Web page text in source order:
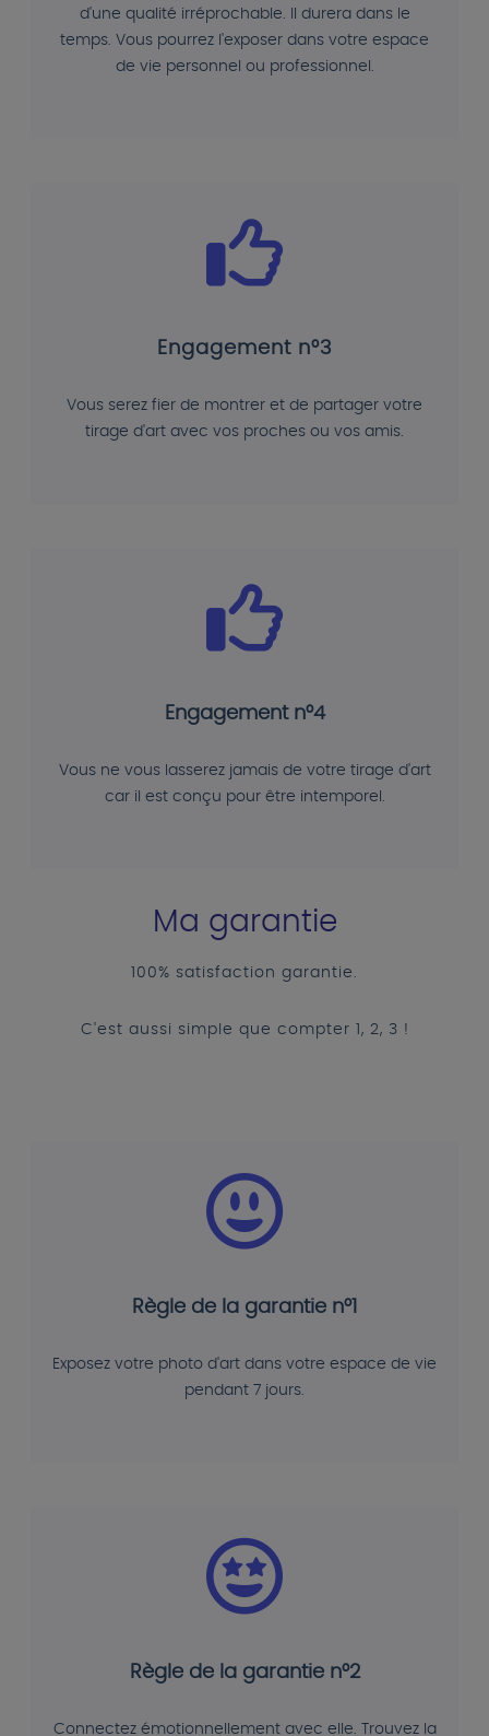
d'une qualité irréprochable. Il durera dans le
temps. Vous pourrez l'exposer dans votre espace
de vie personnel ou professionnel.
Engagement n°3
Vous serez fier de montrer et de partager votre
tirage d'art avec vos proches ou vos amis.
Engagement n°4
Vous ne vous lasserez jamais de votre tirage d'art
car il est conçu pour être intemporel.
Ma garantie
100% satisfaction garantie.
C'est aussi simple que compter 1, 2, 3 !
Règle de la garantie n°1
Exposez votre photo d'art dans votre espace de vie
pendant 7 jours.
Règle de la garantie n°2
Connectez émotionnellement avec elle. Trouvez la